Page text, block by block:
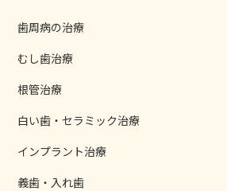
歯周病の治療
むし歯治療
根管治療
白い歯・セラミック治療
インプラント治療
義歯・入れ歯